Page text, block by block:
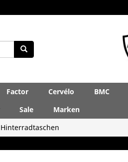
Factor Cervélo BMC
Sale
Marken
Hinterradtaschen